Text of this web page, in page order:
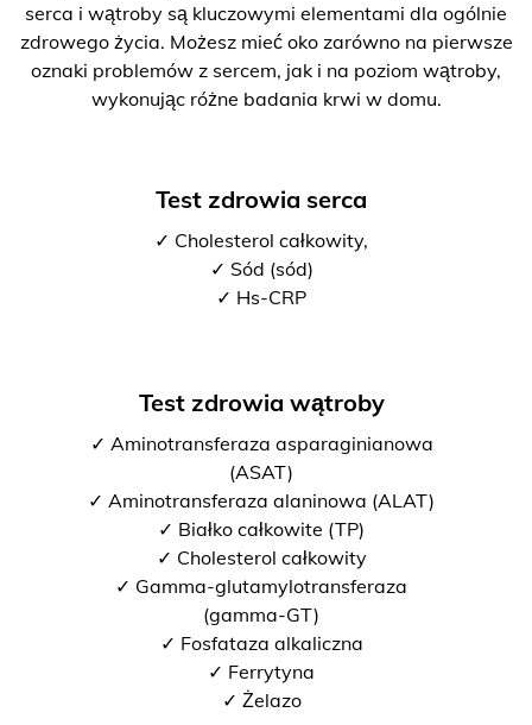
serca i wątroby są kluczowymi elementami dla ogólnie
zdrowego życia. Możesz mieć oko zarówno na pierwsze
oznaki problemów z sercem, jak i na poziom wątroby,
wykonując różne badania krwi w domu.
Test zdrowia serca
✓ Cholesterol całkowity,
✓ Sód (sód)
✓ Hs-CRP
Test zdrowia wątroby
✓ Aminotransferaza asparaginianowa
(ASAT)
✓ Aminotransferaza alaninowa (ALAT)
✓ Białko całkowite (TP)
✓ Cholesterol całkowity
✓ Gamma-glutamylotransferaza
(gamma-GT)
✓ Fosfataza alkaliczna
✓ Ferrytyna
✓ Żelazo